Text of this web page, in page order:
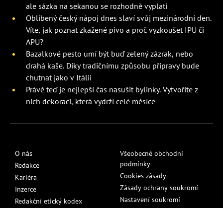
ale sázka na sekanou se rozhodně vyplatí
Oblíbený český nápoj dnes slaví svůj mezinárodní den.
Víte, jak poznat zkažené pivo a proč vyzkoušet IPU či
APU?
Bazalkové pesto umí být buď zelený zázrak, nebo
drahá kaše. Díky tradičnímu způsobu přípravy bude
chutnat jako v Itálii
Právě teď je nejlepší čas nasušit bylinky. Vytvoříte z
nich dekoraci, která vydrží celé měsíce
O nás
Redakce
Kariéra
Inzerce
Redakční etický kodex
Všeobecné obchodní
podmínky
Cookies zásady
Zásady ochrany soukromí
Nastavení soukromí